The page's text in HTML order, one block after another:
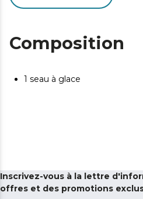
Composition
1 seau à glace
Inscrivez-vous à la lettre
offres et des promotions